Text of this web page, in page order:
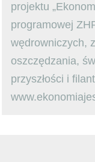
projektu
programowej
wędrowniczych,
oszczędzania,
przyszłości i